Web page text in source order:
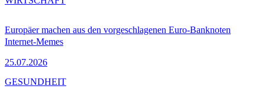
Europäer machen aus den vorgeschlagenen Euro-Banknoten
Internet-Memes
25.07.2026
GESUNDHEIT